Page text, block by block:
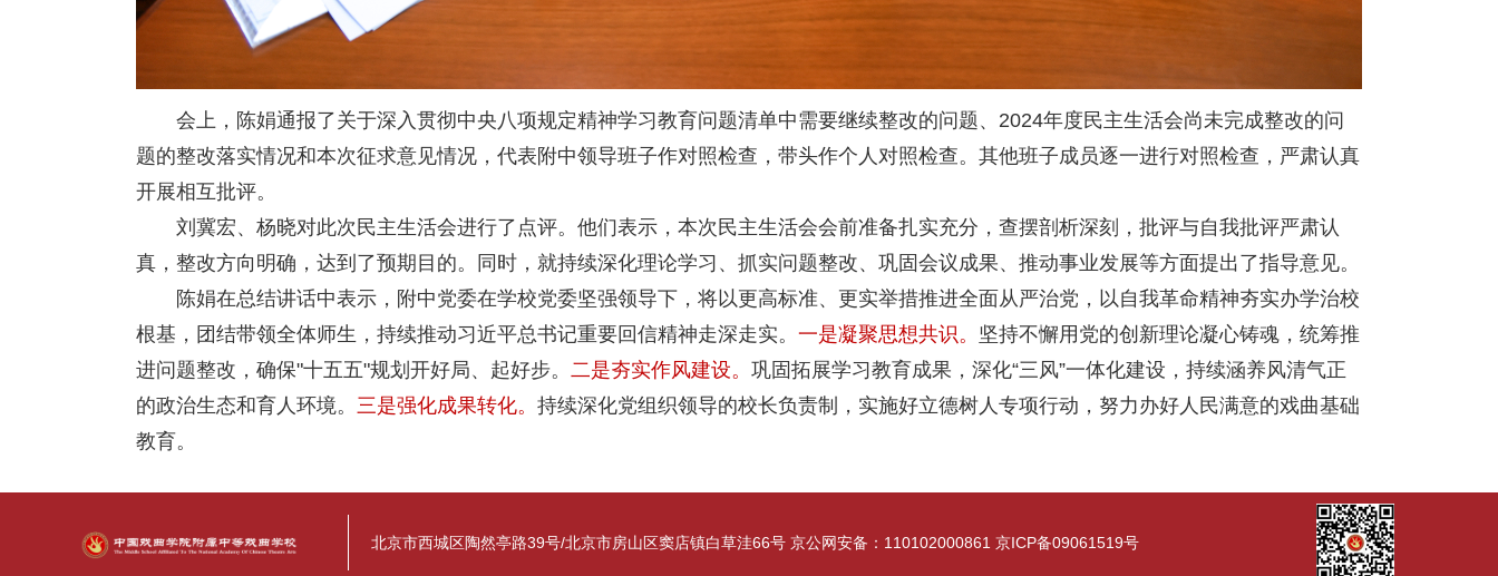
会上，陈娟通报了关于深入贯彻中央八项规定精神学习教育问题清单中需要继续整改的问题、2024年度民主生活会尚未完成整改的问
题的整改落实情况和本次征求意见情况，代表附中领导班子作对照检查，带头作个人对照检查。其他班子成员逐一进行对照检查，严肃认真
开展相互批评。
刘冀宏、杨晓对此次民主生活会进行了点评。他们表示，本次民主生活会会前准备扎实充分，查摆剖析深刻，批评与自我批评严肃认
真，整改方向明确，达到了预期目的。同时，就持续深化理论学习、抓实问题整改、巩固会议成果、推动事业发展等方面提出了指导意见。
陈娟在总结讲话中表示，附中党委在学校党委坚强领导下，将以更高标准、更实举措推进全面从严治党，以自我革命精神夯实办学治校
根基，团结带领全体师生，持续推动习近平总书记重要回信精神走深走实。 一是凝聚思想共识。 坚持不懈用党的创新理论凝心铸魂，统筹推
进问题整改，确保"十五五"规划开好局、起好步。 二是夯实作风建设。 巩固拓展学习教育成果，深化“三风”一体化建设，持续涵养风清气正
的政治生态和育人环境。 三是强化成果转化。 持续深化党组织领导的校长负责制，实施好立德树人专项行动，努力办好人民满意的戏曲基础
教育。
北京市西城区陶然亭路39号/北京市房山区窦店镇白草洼66号 京公网安备：110102000861 京ICP备09061519号